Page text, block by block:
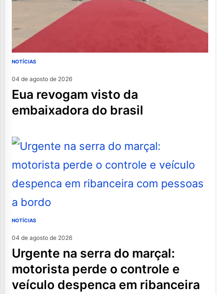
NOTÍCIAS
04 de agosto de 2026
eua revogam visto da
embaixadora do brasil
NOTÍCIAS
04 de agosto de 2026
urgente na serra do marçal:
motorista perde o controle e
veículo despenca em ribanceira